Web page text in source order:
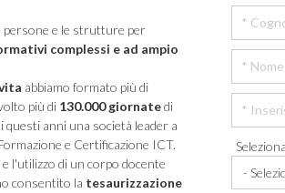
persone e le strutture per
complessi e ad ampio
abbiamo formato più di
più di 130.000 giornatedi
anni una società leader a
e Certificazione ICT.
l'utilizzo di un corpo docente
consentito la tesaurizzazione